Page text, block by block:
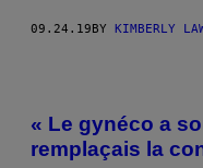
09.24.19 BY KIMBERLY
« Le gynéco a
remplaçais la